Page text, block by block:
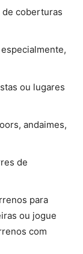
de coberturas
ou lugares
andaimes,
de
para
ou jogue
com